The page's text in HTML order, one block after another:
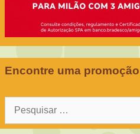
Encontre uma promoção
Pesquisar